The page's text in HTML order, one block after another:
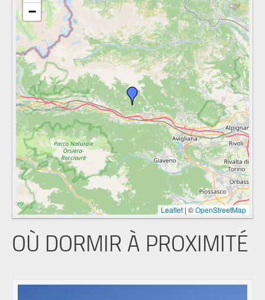
−
Leaflet | ©OpenStreetMap
OÙ DORMIR À PROXIMITÉ